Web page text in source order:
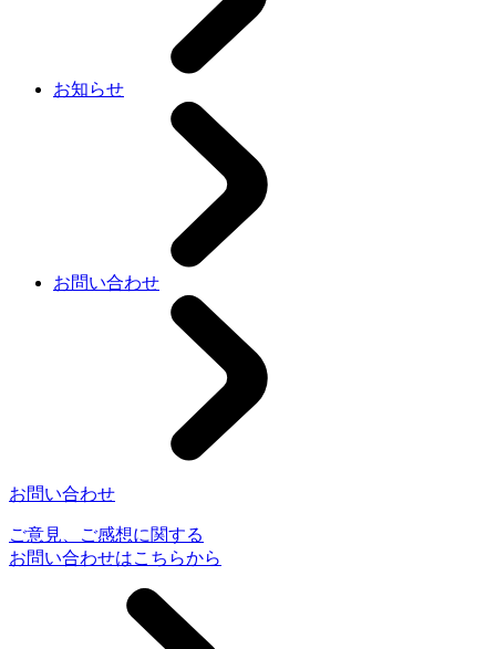
お知らせ
お問い合わせ
お問い合わせ
ご意見、ご感想に関する
お問い合わせはこちらから